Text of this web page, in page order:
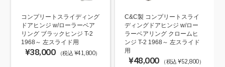
コンプリートスライディング
ドアヒンジ w/ローラーベア
リング ブラックヒンジ T-2
1968～ 左スライド用
¥38,000 （税込 ¥41,800）
C&C製 コンプリートスライ
ディングドアヒンジ w/ロー
ラーベアリング クロームヒ
ンジ T-2 1968～ 左スライド
用
¥48,000 （税込 ¥52,800）